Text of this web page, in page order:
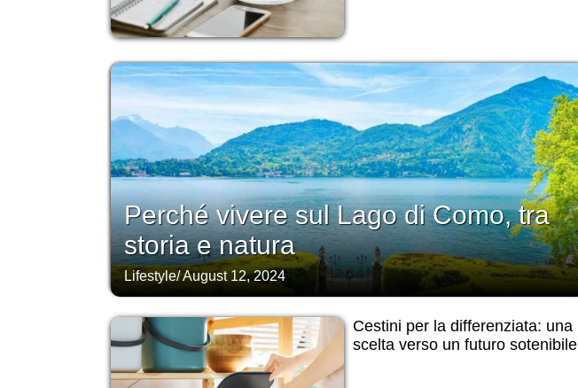
Perché vivere sul Lago di Como, tra
storia e natura
Lifestyle/August 12, 2024
Cestini per la differenziata: una
scelta verso un futuro sotenibile